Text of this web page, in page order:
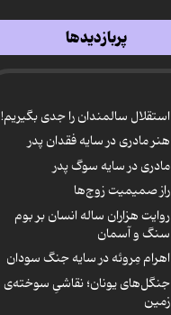
پربازدیدها
استقلال سالمندان را جدی بگیریم!
هنر مادری در سایه‌ فقدان پدر
مادری در سایه سوگ پدر
راز صمیمیت زوج‌ها
روایت هزاران ساله انسان بر بوم
سنگ و آسمان
اهرام مِروئه در سایه جنگ سودان
جنگل‌های یونان؛ نقاشیِ سوخته‌ی
زمین